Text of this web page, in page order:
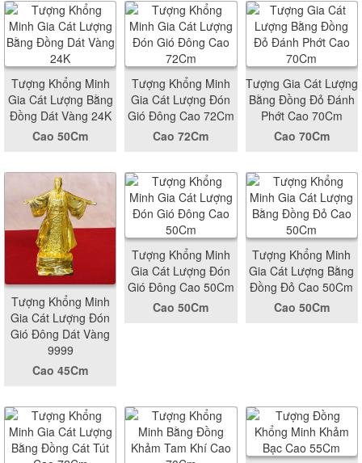
Tượng Khổng Minh
Gia Cát Lượng Bằng
Đồng Dát Vàng 24K
Cao 50Cm
Tượng Khổng Minh
Gia Cát Lượng Đón
Gió Đông Cao 72Cm
Cao 72Cm
Tượng Gia Cát Lượng
Bằng Đồng Đỏ Đánh
Phớt Cao 70Cm
Cao 70Cm
Tượng Khổng Minh
Gia Cát Lượng Đón
Gió Đông Dát Vàng
9999
Cao 45Cm
Tượng Khổng Minh
Gia Cát Lượng Đón
Gió Đông Cao 50Cm
Cao 50Cm
Tượng Khổng Minh
Gia Cát Lượng Bằng
Đồng Đỏ Cao 50Cm
Cao 50Cm